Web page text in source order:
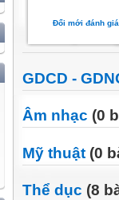
Đổi mới đánh giá
GDCD -
Âm nhạc (0
Mỹ thuật (0
Thể dục (8